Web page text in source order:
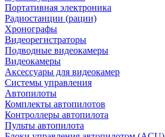
Портативная электроника
Радиостанции (рации)
Хронографы
Видеорегистраторы
Подводные видеокамеры
Видеокамеры
Аксессуары для видеокамер
Системы управления
Автопилоты
Комплекты автопилотов
Контроллеры автопилота
Пульты автопилота